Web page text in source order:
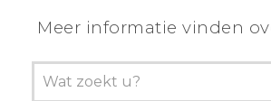
Meer informatie vinden